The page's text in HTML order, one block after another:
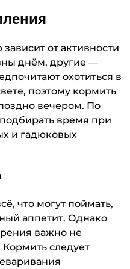
от активности
днём, другие —
охотиться в
поэтому кормить
вечером. По
время при
и гадюковых
что могут поймать,
аппетит. Однако
важно не
следует